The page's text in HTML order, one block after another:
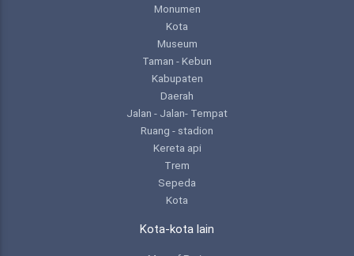
Monumen
Kota
Museum
Taman - Kebun
Kabupaten
Daerah
Jalan - Jalan- Tempat
Ruang - stadion
Kereta api
Trem
Sepeda
Kota
Kota-kota lain